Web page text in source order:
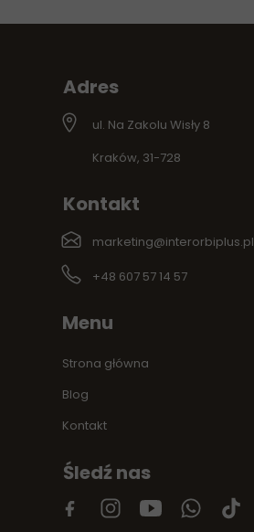
Adres
+48 607 57 14 57
marketing@interorbiplus.pl
ul. Na Zakolu Wisły 8
Kraków, 31-728
Kontakt
Menu
Strona główna
Blog
Kontakt
Śledź nas